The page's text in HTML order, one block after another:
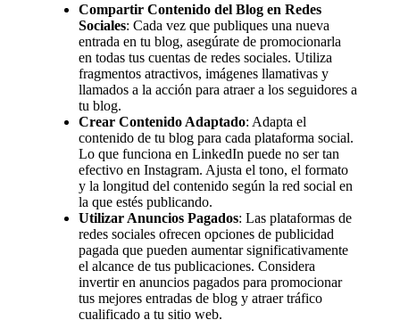
Compartir Contenido del Blog en Redes
Sociales: Cada vez que publiques una nueva
entrada en tu blog, asegúrate de promocionarla
en todas tus cuentas de redes sociales. Utiliza
fragmentos atractivos, imágenes llamativas y
llamados a la acción para atraer a los seguidores a
tu blog.
Crear Contenido Adaptado: Adapta el
contenido de tu blog para cada plataforma social.
Lo que funciona en LinkedIn puede no ser tan
efectivo en Instagram. Ajusta el tono, el formato
y la longitud del contenido según la red social en
la que estés publicando.
Utilizar Anuncios Pagados: Las plataformas de
redes sociales ofrecen opciones de publicidad
pagada que pueden aumentar significativamente
el alcance de tus publicaciones. Considera
invertir en anuncios pagados para promocionar
tus mejores entradas de blog y atraer tráfico
cualificado a tu sitio web.